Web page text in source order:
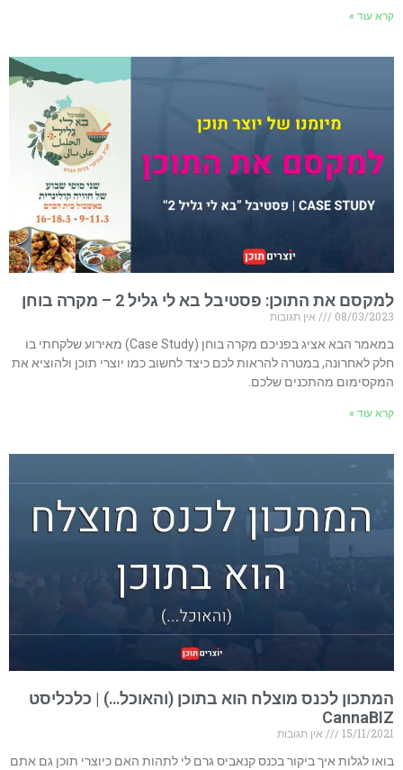
קרא עוד »
למקסם את התוכן: פסטיבל בא לי גליל 2 – מקרה בוחן
08/03/2023
אין תגובות
במאמר הבא אציג בפניכם מקרה בוחן (Case Study) מאירוע שלקחתי בו
חלק לאחרונה, במטרה להראות לכם כיצד לחשוב כמו יוצרי תוכן ולהוציא את
המקסימום מהתכנים שלכם.
קרא עוד »
המתכון לכנס מוצלח הוא בתוכן (והאוכל…) | כלכליסט
CannaBIZ
15/11/2021
אין תגובות
בואו לגלות איך ביקור בכנס קנאביס גרם לי לתהות האם כיוצרי תוכן גם אתם